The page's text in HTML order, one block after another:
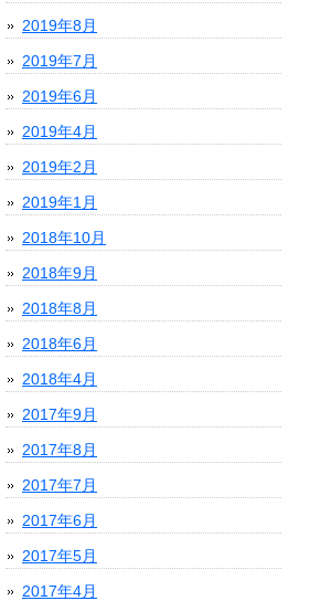
2019年8月
2019年7月
2019年6月
2019年4月
2019年2月
2019年1月
2018年10月
2018年9月
2018年8月
2018年6月
2018年4月
2017年9月
2017年8月
2017年7月
2017年6月
2017年5月
2017年4月